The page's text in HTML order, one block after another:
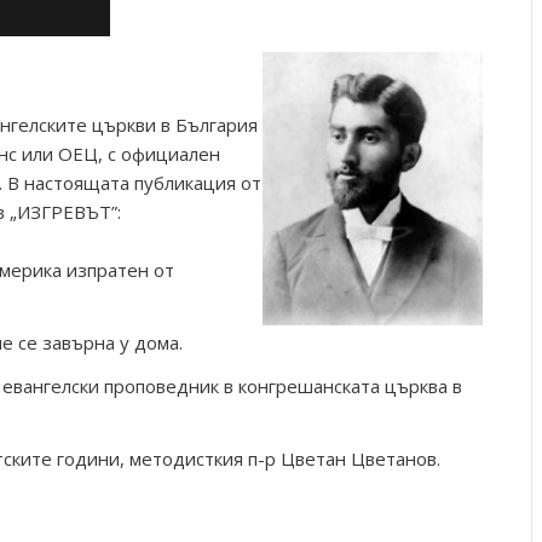
църкви в България
или ОЕЦ, с официален
В настоящата публикация от
„ИЗГРЕВЪТ”:
изпратен от
се завърна у дома.
проповедник в конгрешанската църква в
години, методисткия п-р Цветан Цветанов.